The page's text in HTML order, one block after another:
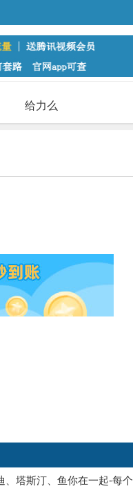
给力么
、塔斯汀、鱼你在一起-每个